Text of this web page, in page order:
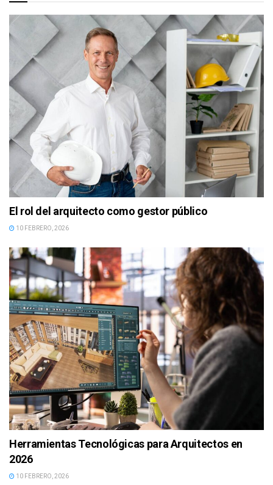
El rol del arquitecto como gestor público
10 FEBRERO, 2026
Herramientas Tecnológicas para Arquitectos en
2026
10 FEBRERO, 2026